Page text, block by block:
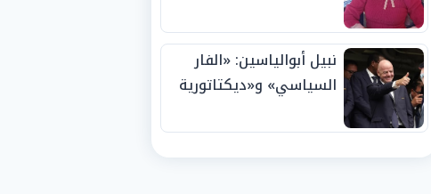
الجوائز منذ الصغر
نبيل أبوالياسين: «الفار
السياسي» و«ديكتاتورية
الفيفا».. وإقالة